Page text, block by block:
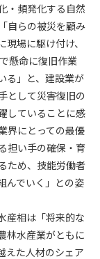
・頻発化する自然
自らの被災を顧み
現場に駆け付け、
懸命に復旧作業
る」と、建設業が
として災害復旧の
していることに感
界にとっての最優
担い手の確保・育
ため、技能労働者
んでいく」との姿
産相は「将来的な
林水産業がともに
えた人材のシェア
パスワードの使
す。
、譲渡、売買、
とはできませ
使用上の過誤、
害について責任
せん。
ものとしま
有権を侵害す